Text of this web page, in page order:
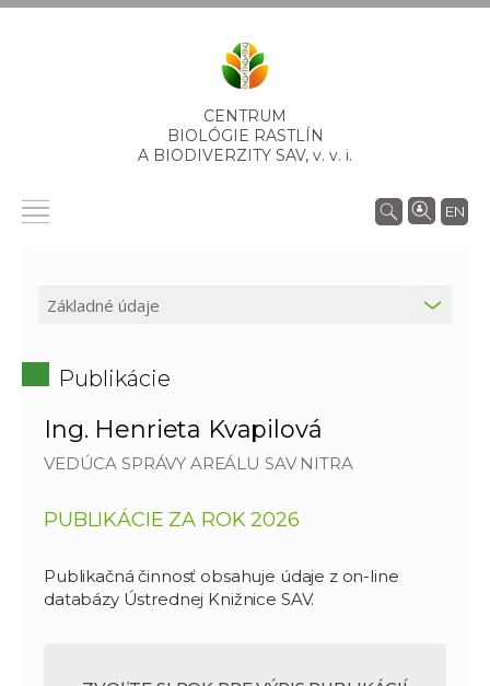
CENTRUM
BIOLÓGIE RASTLÍN
A BIODIVERZITY SAV, v. v. i.
EN
Publikácie
Ing. Henrieta Kvapilová
VEDÚCA SPRÁVY AREÁLU SAV NITRA
PUBLIKÁCIE ZA ROK 2026
Publikačná činnosť obsahuje údaje z on-line
databázy Ústrednej Knižnice SAV.